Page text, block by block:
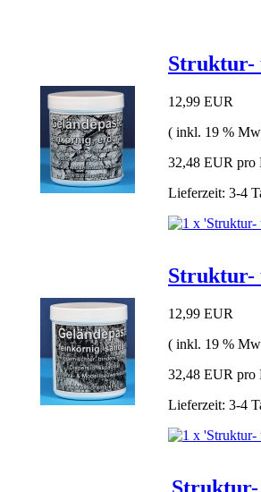
Struktur-
12,99 EUR
( inkl. 19 %
32,48 EUR pro
Lieferzeit: 3-4
Struktur-
12,99 EUR
( inkl. 19 %
32,48 EUR pro
Lieferzeit: 3-4